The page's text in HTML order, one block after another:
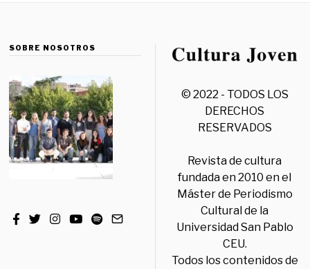
SOBRE NOSOTROS
© 2022 - TODOS LOS
DERECHOS
RESERVADOS
Revista de cultura
fundada en 2010 en el
Máster de Periodismo
Cultural de la
Universidad San Pablo
CEU.
Todos los contenidos de